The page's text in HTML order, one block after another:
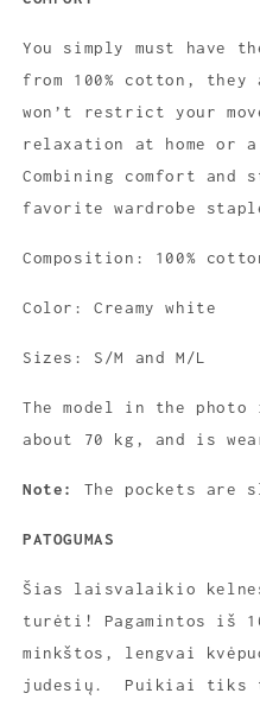
KELNĖS
KELNĖS
You simply must have
from 100% cotton,
won’t restrict your
relaxation at home or
Combining comfort and
favorite wardrobe
Composition: 100%
Color: Creamy white
Sizes: S/M and M/L
The model in the
about 70 kg, and is
Note: The pockets are
PATOGUMAS
Šias laisvalaikio
turėti! Pagamintos iš
minkštos, lengvai
judesių. Puikiai tiks